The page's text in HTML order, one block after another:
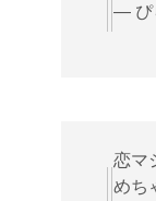
— ぴ
恋マ
めち